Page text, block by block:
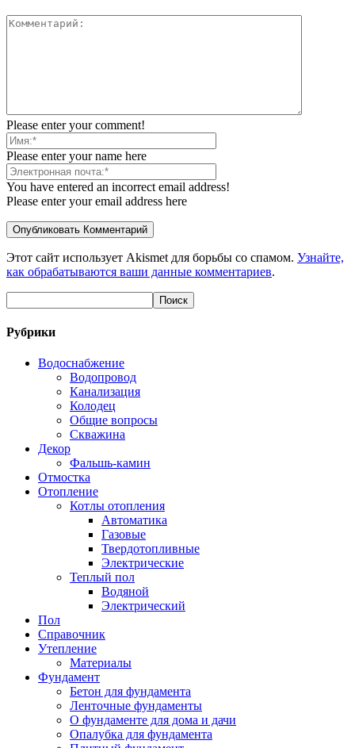
Please enter your comment!
Please enter your name here
You have entered an incorrect email address!
Please enter your email address here
Этот сайт использует Akismet для борьбы со спамом. Узнайте,
как обрабатываются ваши данные комментариев.
Рубрики
Водоснабжение
Водопровод
Канализация
Колодец
Общие вопросы
Скважина
Декор
Фальшь-камин
Отмостка
Отопление
Котлы отопления
Автоматика
Газовые
Твердотопливные
Электрические
Теплый пол
Водяной
Электрический
Пол
Справочник
Утепление
Материалы
Фундамент
Бетон для фундамента
Ленточные фундаменты
О фундаменте для дома и дачи
Опалубка для фундамента